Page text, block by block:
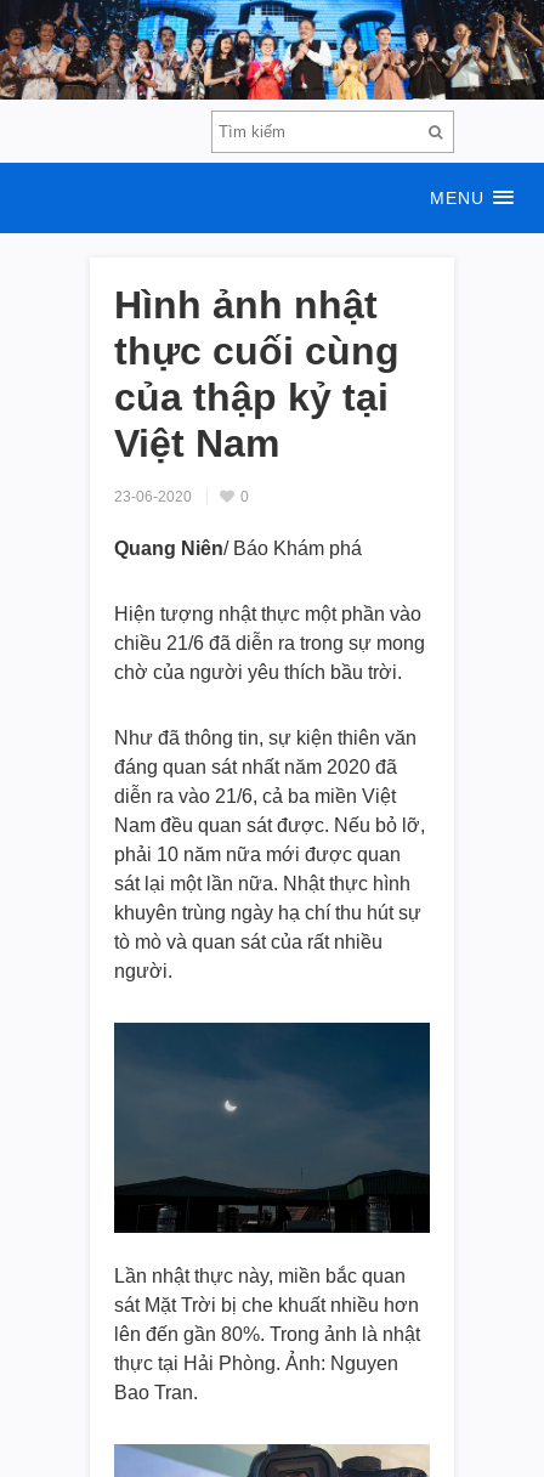
MENU
Hình ảnh nhật
thực cuối cùng
của thập kỷ tại
Việt Nam
23-06-2020 0
Quang Niên/ Báo Khám phá
Hiện tượng nhật thực một phần vào
chiều 21/6 đã diễn ra trong sự mong
chờ của người yêu thích bầu trời.
Như đã thông tin, sự kiện thiên văn
đáng quan sát nhất năm 2020 đã
diễn ra vào 21/6, cả ba miền Việt
Nam đều quan sát được. Nếu bỏ lỡ,
phải 10 năm nữa mới được quan
sát lại một lần nữa. Nhật thực hình
khuyên trùng ngày hạ chí thu hút sự
tò mò và quan sát của rất nhiều
người.
Lần nhật thực này, miền bắc quan
sát Mặt Trời bị che khuất nhiều hơn
lên đến gần 80%. Trong ảnh là nhật
thực tại Hải Phòng. Ảnh: Nguyen
Bao Tran.